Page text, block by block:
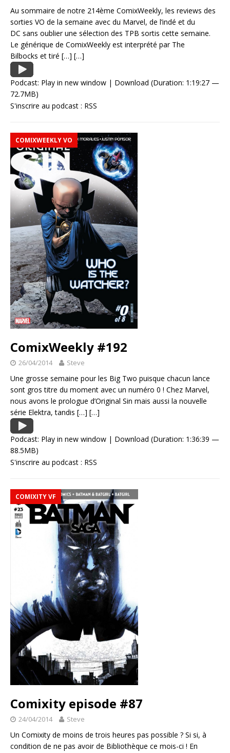
Au sommaire de notre 214ème ComixWeekly, les reviews des
sorties VO de la semaine avec du Marvel, de l’indé et du
DC sans oublier une sélection des TPB sortis cette semaine.
Le générique de ComixWeekly est interprété par The
Bilbocks et tiré […] […]
Podcast: Play in new window | Download (Duration: 1:19:27 —
72.7MB)
S'inscrire au podcast : RSS
COMIXWEEKLY VO
ComixWeekly #192
26/04/2014 Steve
Une grosse semaine pour les Big Two puisque chacun lance
sont gros titre du moment avec un numéro 0 ! Chez Marvel,
nous avons le prologue d’Original Sin mais aussi la nouvelle
série Elektra, tandis […] […]
Podcast: Play in new window | Download (Duration: 1:36:39 —
88.5MB)
S'inscrire au podcast : RSS
COMIXITY VF
Comixity episode #87
24/04/2014 Steve
Un Comixity de moins de trois heures pas possible ? Si si, à
condition de ne pas avoir de Bibliothèque ce mois-ci ! En